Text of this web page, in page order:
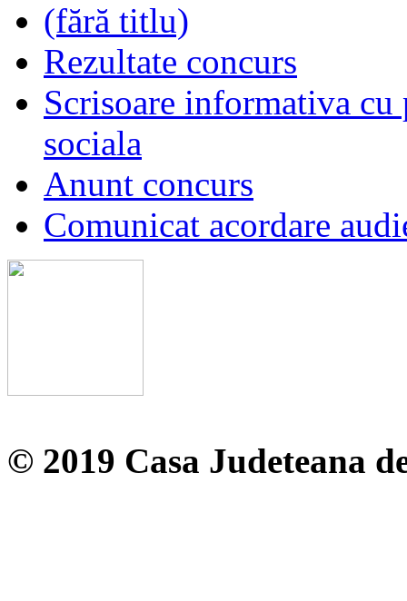
(fără titlu)
Rezultate concurs
Scrisoare informativa
sociala
Anunt concurs
Comunicat acordare
© 2019 Casa Judeteana